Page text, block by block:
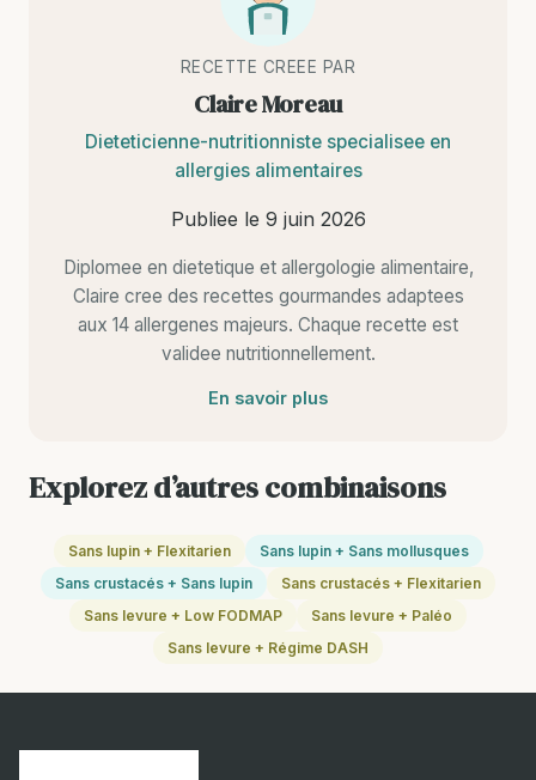
RECETTE CREEE PAR
Claire Moreau
Dieteticienne-nutritionniste specialisee en
allergies alimentaires
Publiee le 9 juin 2026
Diplomee en dietetique et allergologie alimentaire,
Claire cree des recettes gourmandes adaptees
aux 14 allergenes majeurs. Chaque recette est
validee nutritionnellement.
En savoir plus
Explorez d’autres combinaisons
Sans lupin + Flexitarien
Sans lupin + Sans mollusques
Sans crustacés + Sans lupin
Sans crustacés + Flexitarien
Sans levure + Low FODMAP
Sans levure + Paléo
Sans levure + Régime DASH